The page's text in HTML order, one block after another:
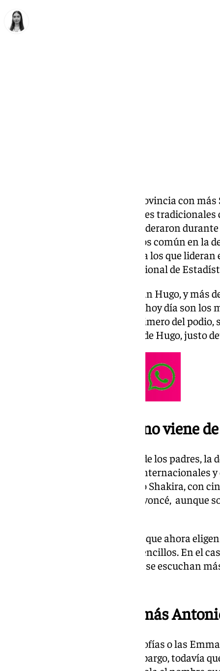
Málaga se consolidó como la provincia con
apenas unos meses. Los nombres
llevan en la provincia, aunque lideraron
innovar, y ser la provincia menos común en la
recién nacidos. Son Hugo y Sofía los que
últimos datos del Instituto Nacional de
Un total de 3.289 bebés se llaman Hugo, y más
llaman Sofía en Málaga, ambos hoy día son
Aunque Manuel ya no esté el primero del
estando a tan solo dos puestos de Hugo, justo
Una decisión que ya no viene
Ya no se lleva poner el nombre de los padres,
que nunca y los nombres más internacionales
también los de cantantes, como Shakira, con
de esta forma, o por ejemplo Beyoncé, aunque
Adam, Leo o Marc son nombres que ahora
general, prefieren los cortos y sencillos. En el
Vega son nombres que cada vez se escuchan
España, el lugar con más
En unas cuantas décadas las Sofías o las
repetidos de los barrios. Sin embargo, todavía